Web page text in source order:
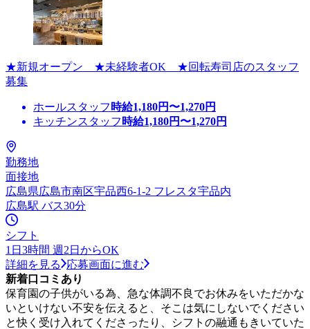
★新規オープン ★未経験者OK ★回転寿司店のスタッフ
募集
ホールスタッフ 時給1,180円〜1,270円
キッチンスタッフ 時給1,180円〜1,270円
勤務地
面接地
広島県広島市南区宇品西6-1-2 フレスタ宇品内
広島駅 バス30分
シフト
1日3時間 週2日からOK
詳細を見る
応募画面に進む
新着口コミあり
保育園の子供がいる為、急な体調不良でお休みをいただかな
いといけない不安を伝えると、そこは気にしないでください
と快く受け入れてくださったり、シフトの融通もきいていた